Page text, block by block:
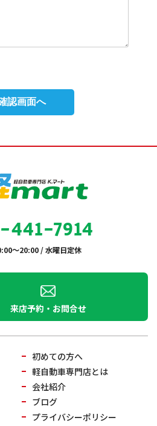
441-7914
～20:00 / 水曜日定休
来店予約・お問合せ
初めての方へ
軽自動車専門店とは
会社紹介
ブログ
プライバシーポリシー